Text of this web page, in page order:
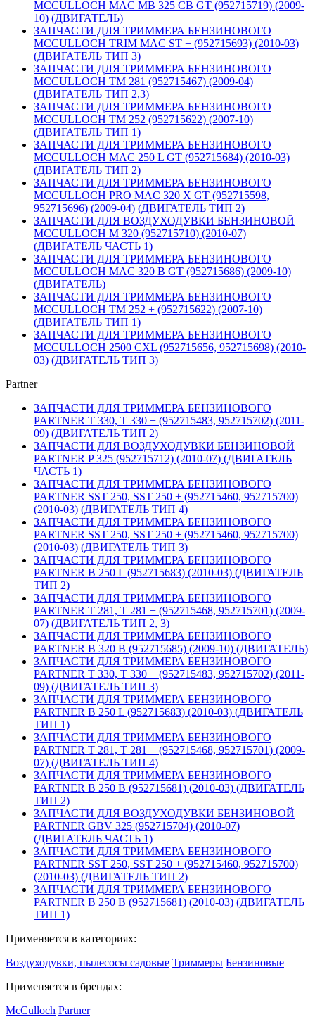
MCCULLOCH MAC MB 325 CB GT (952715719) (2009-
10) (ДВИГАТЕЛЬ)
ЗАПЧАСТИ ДЛЯ ТРИММЕРА БЕНЗИНОВОГО
MCCULLOCH TRIM MAC ST + (952715693) (2010-03)
(ДВИГАТЕЛЬ ТИП 3)
ЗАПЧАСТИ ДЛЯ ТРИММЕРА БЕНЗИНОВОГО
MCCULLOCH TM 281 (952715467) (2009-04)
(ДВИГАТЕЛЬ ТИП 2,3)
ЗАПЧАСТИ ДЛЯ ТРИММЕРА БЕНЗИНОВОГО
MCCULLOCH TM 252 (952715622) (2007-10)
(ДВИГАТЕЛЬ ТИП 1)
ЗАПЧАСТИ ДЛЯ ТРИММЕРА БЕНЗИНОВОГО
MCCULLOCH MAC 250 L GT (952715684) (2010-03)
(ДВИГАТЕЛЬ ТИП 2)
ЗАПЧАСТИ ДЛЯ ТРИММЕРА БЕНЗИНОВОГО
MCCULLOCH PRO MAC 320 X GT (952715598,
952715696) (2009-04) (ДВИГАТЕЛЬ ТИП 2)
ЗАПЧАСТИ ДЛЯ ВОЗДУХОДУВКИ БЕНЗИНОВОЙ
MCCULLOCH M 320 (952715710) (2010-07)
(ДВИГАТЕЛЬ ЧАСТЬ 1)
ЗАПЧАСТИ ДЛЯ ТРИММЕРА БЕНЗИНОВОГО
MCCULLOCH MAC 320 B GT (952715686) (2009-10)
(ДВИГАТЕЛЬ)
ЗАПЧАСТИ ДЛЯ ТРИММЕРА БЕНЗИНОВОГО
MCCULLOCH TM 252 + (952715622) (2007-10)
(ДВИГАТЕЛЬ ТИП 1)
ЗАПЧАСТИ ДЛЯ ТРИММЕРА БЕНЗИНОВОГО
MCCULLOCH 2500 CXL (952715656, 952715698) (2010-
03) (ДВИГАТЕЛЬ ТИП 3)
Partner
ЗАПЧАСТИ ДЛЯ ТРИММЕРА БЕНЗИНОВОГО
PARTNER T 330, T 330 + (952715483, 952715702) (2011-
09) (ДВИГАТЕЛЬ ТИП 2)
ЗАПЧАСТИ ДЛЯ ВОЗДУХОДУВКИ БЕНЗИНОВОЙ
PARTNER P 325 (952715712) (2010-07) (ДВИГАТЕЛЬ
ЧАСТЬ 1)
ЗАПЧАСТИ ДЛЯ ТРИММЕРА БЕНЗИНОВОГО
PARTNER SST 250, SST 250 + (952715460, 952715700)
(2010-03) (ДВИГАТЕЛЬ ТИП 4)
ЗАПЧАСТИ ДЛЯ ТРИММЕРА БЕНЗИНОВОГО
PARTNER SST 250, SST 250 + (952715460, 952715700)
(2010-03) (ДВИГАТЕЛЬ ТИП 3)
ЗАПЧАСТИ ДЛЯ ТРИММЕРА БЕНЗИНОВОГО
PARTNER B 250 L (952715683) (2010-03) (ДВИГАТЕЛЬ
ТИП 2)
ЗАПЧАСТИ ДЛЯ ТРИММЕРА БЕНЗИНОВОГО
PARTNER T 281, T 281 + (952715468, 952715701) (2009-
07) (ДВИГАТЕЛЬ ТИП 2, 3)
ЗАПЧАСТИ ДЛЯ ТРИММЕРА БЕНЗИНОВОГО
PARTNER B 320 B (952715685) (2009-10) (ДВИГАТЕЛЬ)
ЗАПЧАСТИ ДЛЯ ТРИММЕРА БЕНЗИНОВОГО
PARTNER T 330, T 330 + (952715483, 952715702) (2011-
09) (ДВИГАТЕЛЬ ТИП 3)
ЗАПЧАСТИ ДЛЯ ТРИММЕРА БЕНЗИНОВОГО
PARTNER B 250 L (952715683) (2010-03) (ДВИГАТЕЛЬ
ТИП 1)
ЗАПЧАСТИ ДЛЯ ТРИММЕРА БЕНЗИНОВОГО
PARTNER T 281, T 281 + (952715468, 952715701) (2009-
07) (ДВИГАТЕЛЬ ТИП 4)
ЗАПЧАСТИ ДЛЯ ТРИММЕРА БЕНЗИНОВОГО
PARTNER B 250 B (952715681) (2010-03) (ДВИГАТЕЛЬ
ТИП 2)
ЗАПЧАСТИ ДЛЯ ВОЗДУХОДУВКИ БЕНЗИНОВОЙ
PARTNER GBV 325 (952715704) (2010-07)
(ДВИГАТЕЛЬ ЧАСТЬ 1)
ЗАПЧАСТИ ДЛЯ ТРИММЕРА БЕНЗИНОВОГО
PARTNER SST 250, SST 250 + (952715460, 952715700)
(2010-03) (ДВИГАТЕЛЬ ТИП 2)
ЗАПЧАСТИ ДЛЯ ТРИММЕРА БЕНЗИНОВОГО
PARTNER B 250 B (952715681) (2010-03) (ДВИГАТЕЛЬ
ТИП 1)
Применяется в категориях:
Воздуходувки, пылесосы садовые Триммеры Бензиновые
Применяется в брендах:
McCulloch Partner